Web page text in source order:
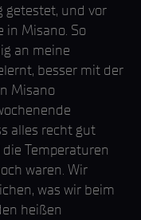
getestet, und vor
in Misano. So
an meine
besser mit der
Misano
alles recht gut
Temperaturen
waren. Wir
was wir beim
heißen